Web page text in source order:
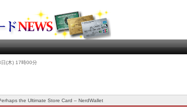
(木) 17時00分
the Ultimate Store Card – NerdWallet